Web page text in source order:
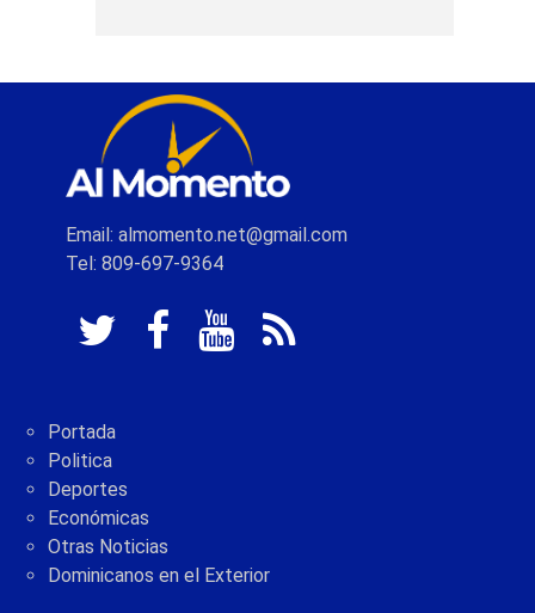
Email: almomento.net@gmail.com
Tel: 809-697-9364
Portada
Politica
Deportes
Económicas
Otras Noticias
Dominicanos en el Exterior